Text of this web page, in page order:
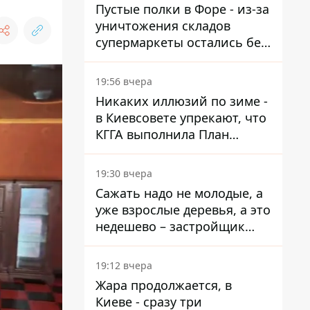
Пустые полки в Форе - из-за
уничтожения складов
супермаркеты остались без
ассортимента
19:56 вчера
Никаких иллюзий по зиме -
в Киевсовете упрекают, что
КГГА выполнила План
устойчивости на 20%
19:30 вчера
Сажать надо не молодые, а
уже взрослые деревья, а это
недешево – застройщик
Никонов
19:12 вчера
Жара продолжается, в
Киеве - сразу три